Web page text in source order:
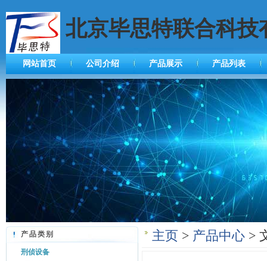
北京毕思特联合科技
网站首页 公司介绍 产品展示 产品列表
产品类别
刑侦设备
主页 > 产品中心 >